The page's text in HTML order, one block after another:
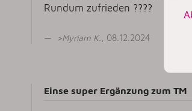
Rundum zufrieden ????
>Myriam K. , 08.12.2024
Einse super Ergänzung zum TM